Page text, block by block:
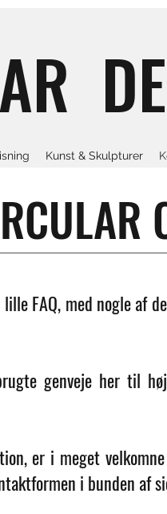
Kunst & Skulpturer
FAQ, med nogle af
genveje her til
er i meget
i bunden af